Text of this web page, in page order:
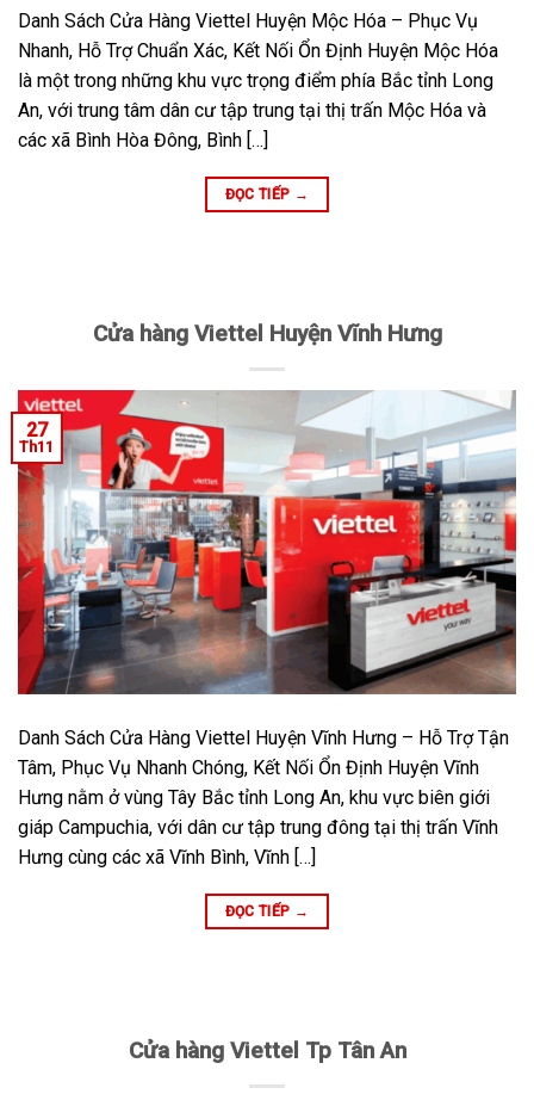
Danh Sách Cửa Hàng Viettel Huyện Mộc Hóa – Phục Vụ
Nhanh, Hỗ Trợ Chuẩn Xác, Kết Nối Ổn Định Huyện Mộc Hóa
là một trong những khu vực trọng điểm phía Bắc tỉnh Long
An, với trung tâm dân cư tập trung tại thị trấn Mộc Hóa và
các xã Bình Hòa Đông, Bình […]
ĐỌC TIẾP →
Cửa hàng Viettel Huyện Vĩnh Hưng
27
Th11
Danh Sách Cửa Hàng Viettel Huyện Vĩnh Hưng – Hỗ Trợ Tận
Tâm, Phục Vụ Nhanh Chóng, Kết Nối Ổn Định Huyện Vĩnh
Hưng nằm ở vùng Tây Bắc tỉnh Long An, khu vực biên giới
giáp Campuchia, với dân cư tập trung đông tại thị trấn Vĩnh
Hưng cùng các xã Vĩnh Bình, Vĩnh […]
ĐỌC TIẾP →
Cửa hàng Viettel Tp Tân An